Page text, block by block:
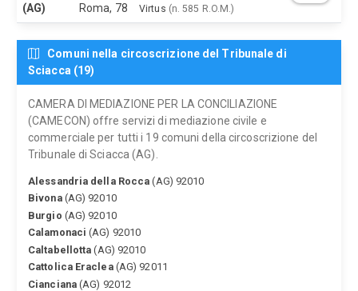
(AG)
Roma, 78
Virtus (n. 585 R.O.M.)
Comuni nella circoscrizione del Tribunale di
Sciacca (19)
CAMERA DI MEDIAZIONE PER LA CONCILIAZIONE
(CAMECON) offre servizi di mediazione civile e
commerciale per tutti i 19 comuni della circoscrizione del
Tribunale di Sciacca (AG).
Alessandria della Rocca (AG) 92010
Bivona(AG) 92010
Burgio (AG) 92010
Calamonaci (AG) 92010
Caltabellotta (AG) 92010
Cattolica Eraclea(AG) 92011
Cianciana(AG) 92012